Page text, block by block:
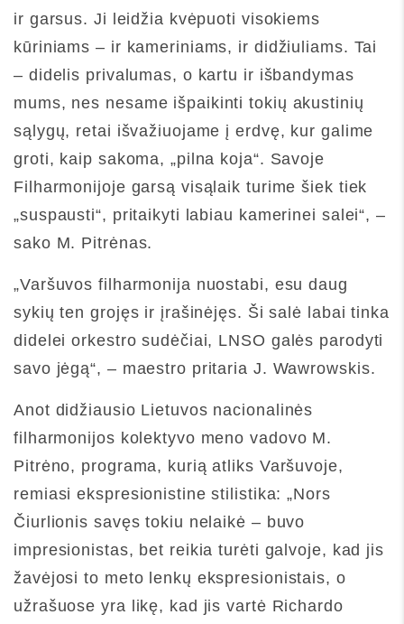
ir garsus. Ji leidžia kvėpuoti visokiems
kūriniams – ir kameriniams, ir didžiuliams. Tai
– didelis privalumas, o kartu ir išbandymas
mums, nes nesame išpaikinti tokių akustinių
sąlygų, retai išvažiuojame į erdvę, kur galime
groti, kaip sakoma, „pilna koja“. Savoje
Filharmonijoje garsą visąlaik turime šiek tiek
„suspausti“, pritaikyti labiau kamerinei salei“, –
sako M. Pitrėnas.
„Varšuvos filharmonija nuostabi, esu daug
sykių ten grojęs ir įrašinėjęs. Ši salė labai tinka
didelei orkestro sudėčiai, LNSO galės parodyti
savo jėgą“, – maestro pritaria J. Wawrowskis.
Anot didžiausio Lietuvos nacionalinės
filharmonijos kolektyvo meno vadovo M.
Pitrėno, programa, kurią atliks Varšuvoje,
remiasi ekspresionistine stilistika: „Nors
Čiurlionis savęs tokiu nelaikė – buvo
impresionistas, bet reikia turėti galvoje, kad jis
žavėjosi to meto lenkų ekspresionistais, o
užrašuose yra likę, kad jis vartė Richardo